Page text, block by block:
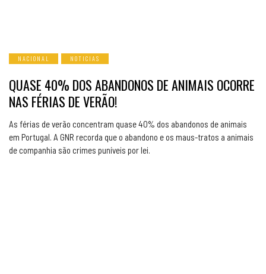
NACIONAL NOTICIAS
QUASE 40% DOS ABANDONOS DE ANIMAIS OCORRE
NAS FÉRIAS DE VERÃO!
As férias de verão concentram quase 40% dos abandonos de animais
em Portugal. A GNR recorda que o abandono e os maus-tratos a animais
de companhia são crimes puníveis por lei.